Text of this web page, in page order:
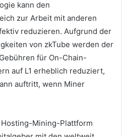
kann den
zur Arbeit mit anderen
reduzieren. Aufgrund der
von zkTube werden der
für On-Chain-
auf L1 erheblich reduziert,
auftritt, wenn Miner
Mining-Plattform